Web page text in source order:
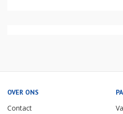
OVER ONS
Contact